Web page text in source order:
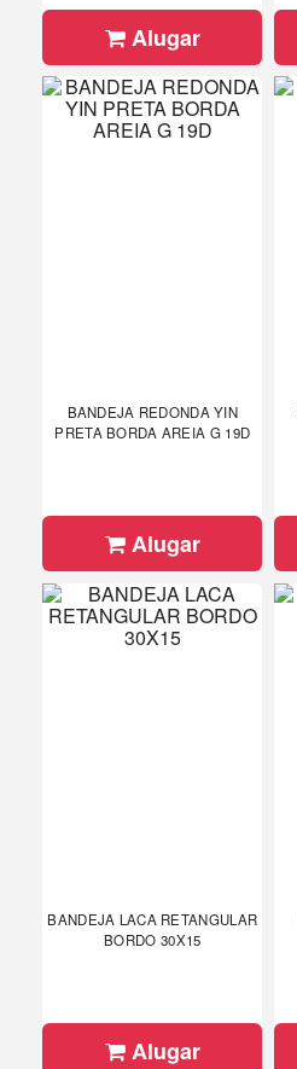
Alugar
BANDEJA REDONDA YIN
PRETA BORDA AREIA G 19D
Alugar
BANDEJA LACA RETANGULAR
BORDO 30X15
Alugar